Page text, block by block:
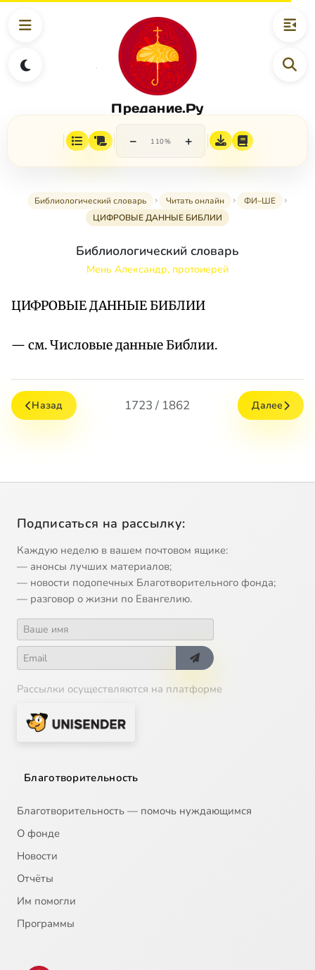
Предание.Ру
− 110% +
Библиологический словарь Читать онлайн
ФИ–ШЕ
ЦИФРОВЫЕ ДАHHЫE БИБЛИИ
Библиологический словарь
Мень Александр, протоиерей
ЦИФРОВЫЕ ДАHHЫE БИБЛИИ
— см. Числовые данные Библии.
Назад 1723 / 1862 Далее
Подписаться на рассылку:
Каждую неделю в вашем почтовом ящике:
— анонсы лучших материалов;
— новости подопечных Благотворительного фонда;
— разговор о жизни по Евангелию.
Рассылки осуществляются на платформе
Благотворительность
Благотворительность — помочь нуждающимся
О фонде
Новости
Отчёты
Им помогли
Программы